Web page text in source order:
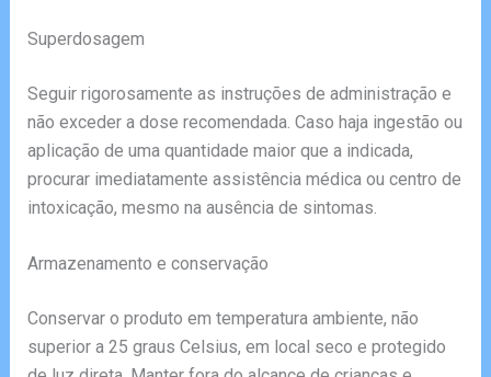
Superdosagem
Seguir rigorosamente as instruções de administração e
não exceder a dose recomendada. Caso haja ingestão ou
aplicação de uma quantidade maior que a indicada,
procurar imediatamente assistência médica ou centro de
intoxicação, mesmo na ausência de sintomas.
Armazenamento e conservação
Conservar o produto em temperatura ambiente, não
superior a 25 graus Celsius, em local seco e protegido